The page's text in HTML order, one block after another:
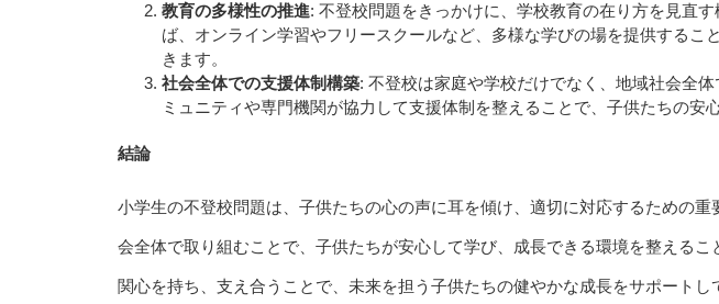
教育の多様性の推進: 不登校問題をきっかけに、学校教育の在り方を見直
ば、オンライン学習やフリースクールなど、多様な学びの場を提供するこ
きます。
社会全体での支援体制構築: 不登校は家庭や学校だけでなく、地域社会全
ミュニティや専門機関が協力して支援体制を整えることで、子供たちの安
結論
小学生の不登校問題は、子供たちの心の声に耳を傾け、適切に対応するための
会全体で取り組むことで、子供たちが安心して学び、成長できる環境を整える
関心を持ち、支え合うことで、未来を担う子供たちの健やかな成長をサポートし